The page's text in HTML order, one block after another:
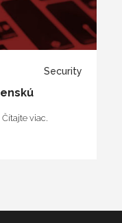
Security
viac.